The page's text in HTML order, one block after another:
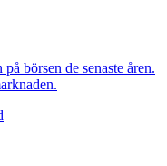
börsen de senaste åren.